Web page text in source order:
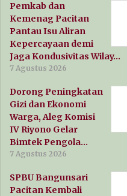
Pemkab dan
Kemenag Pacitan
Pantau Isu Aliran
Kepercayaan demi
Jaga Kondusivitas Wilay…
7 Agustus 2026
Dorong Peningkatan
Gizi dan Ekonomi
Warga, Aleg Komisi
IV Riyono Gelar
Bimtek Pengola…
7 Agustus 2026
SPBU Bangunsari
Pacitan Kembali